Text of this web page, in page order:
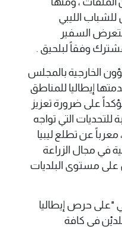
الليبي
السفير
وفقاً لبلحيق .
الخارجية بالمجلس
إيطاليا للمناطق
على ضرورة تعزيز
للتحديات التي تواجه
عن تطلع ليبيا
في مجال الزراعة
على مستوى البلديات
"على حرص إيطاليا
في كافة